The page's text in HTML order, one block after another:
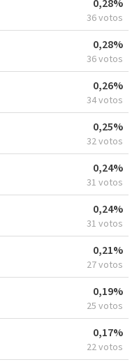
0,28%
36 votos
0,28%
36 votos
0,26%
34 votos
0,25%
32 votos
0,24%
31 votos
0,24%
31 votos
0,21%
27 votos
0,19%
25 votos
0,17%
22 votos